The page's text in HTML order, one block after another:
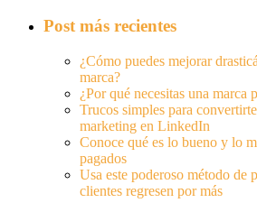
Post más recientes
¿Cómo puedes mejorar
marca?
¿Por qué necesitas una marca
Trucos simples para
marketing en LinkedIn
Conoce qué es lo bueno y lo
pagados
Usa este poderoso método de
clientes regresen por más